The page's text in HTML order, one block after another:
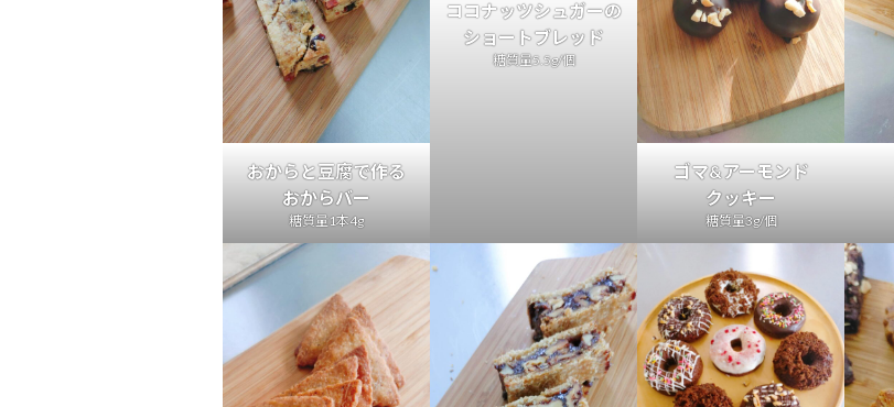
おからと豆腐で作る
おからバー
糖質量1本4g
ココナッツシュガーの
ショートブレッド
糖質量5.5g/個
ゴマ&アーモンド
クッキー
糖質量3g/個